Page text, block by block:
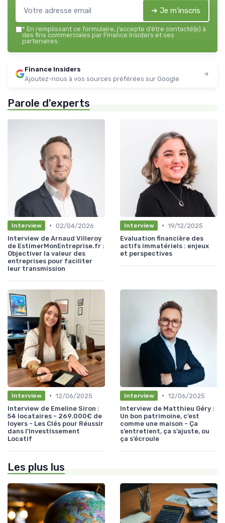
➔ Je m'inscris
* En remplissant ce formulaire, j’accepte d’être contacté(e) à
des fins commerciales par Finance Insiders et ses
partenaires.
Finance Insiders
Ajoutez-nous à vos sources préférées sur Google
Parole d'experts
Interview • 02/04/2026
Interview de Arnaud Villeroy
de EstimerMonEntreprise.fr :
Objectiver la valeur des
entreprises pour faciliter
leur transmission
Interview • 19/12/2025
Evaluation financière des
actifs immatériels : enjeux
et perspectives
Interview • 12/06/2025
Interview de Emeline Siron :
54 locataires - 269.000€ de
loyers - Les Clés pour Réussir
dans l'Investissement
Locatif
Interview • 12/06/2025
Interview de Matthieu Géry :
Un bon patrimoine, c’est
comme une maison - Ça
s’entretient, ça s’ajuste, ou
ça s’écroule
Les plus lus